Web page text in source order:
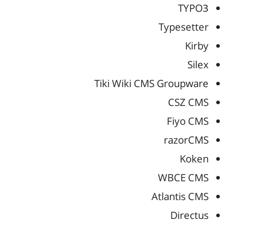
TYPO3
Typesetter
Kirby
Silex
Tiki Wiki CMS Groupware
CSZ CMS
Fiyo CMS
razorCMS
Koken
WBCE CMS
Atlantis CMS
Directus